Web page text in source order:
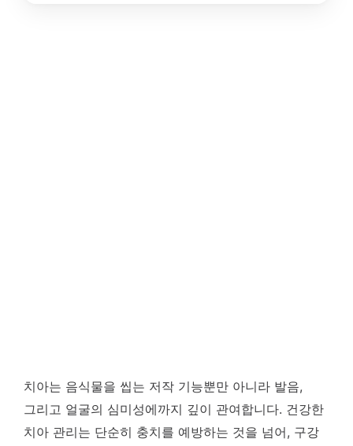
치아는 음식물을 씹는 저작 기능뿐만 아니라 발음,
그리고 얼굴의 심미성에까지 깊이 관여합니다. 건강한
치아 관리는 단순히 충치를 예방하는 것을 넘어, 구강